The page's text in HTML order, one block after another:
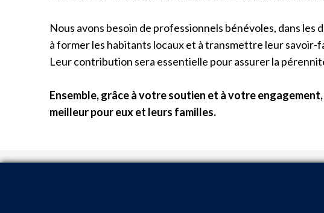
Nous avons besoin de professionnels bénévoles, dans les
à former les habitants locaux et à transmettre leur savoir-
Leur contribution sera essentielle pour assurer la
Ensemble, grâce à votre soutien et à votre
meilleur pour eux et leurs familles.